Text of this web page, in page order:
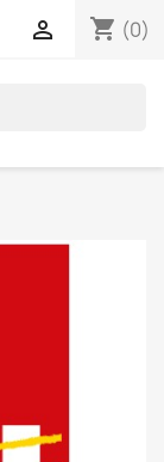
shopping_cart (0)
